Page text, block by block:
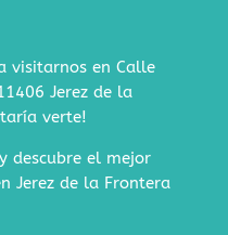
visitarnos en Calle
Jerez de la
verte!
descubre el mejor
Jerez de la Frontera